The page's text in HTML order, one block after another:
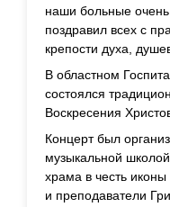
наши больные
поздравил всех с
крепости духа,
В областном
состоялся
Воскресения
Концерт был
музыкальной
храма в честь
и преподаватели